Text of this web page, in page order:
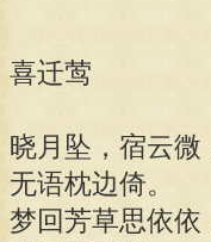
喜迁莺
晓月坠，宿云微
无语枕边倚。
梦回芳草思依依